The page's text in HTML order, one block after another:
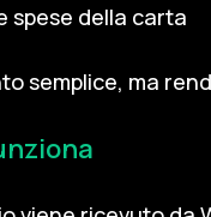
spese della carta
semplice, ma